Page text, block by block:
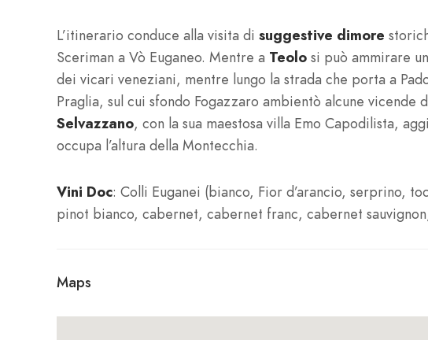
L’itinerario conduce alla visita di suggestive dimore
Sceriman a Vò Euganeo. Mentre a Teolo si può ammirare
dei vicari veneziani, mentre lungo la strada che porta a
Praglia, sul cui sfondo Fogazzaro ambientò alcune vicende
Selvazzano, con la sua maestosa villa Emo Capodilista,
occupa l’altura della Montecchia.
Vini Doc: Colli Euganei (bianco, Fior d’arancio, serprino,
pinot bianco, cabernet, cabernet franc, cabernet
Maps